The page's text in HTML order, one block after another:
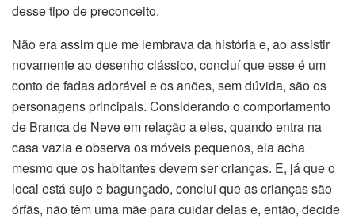
desse tipo de preconceito.
Não era assim que me lembrava da história e, ao assistir
novamente ao desenho clássico, concluí que esse é um
conto de fadas adorável e os anões, sem dúvida, são os
personagens principais. Considerando o comportamento
de Branca de Neve em relação a eles, quando entra na
casa vazia e observa os móveis pequenos, ela acha
mesmo que os habitantes devem ser crianças. E, já que o
local está sujo e bagunçado, conclui que as crianças são
órfãs, não têm uma mãe para cuidar delas e, então, decide